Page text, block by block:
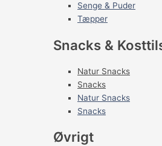
Senge & Puder
Tæpper
Snacks &
Natur Snacks
Snacks
Natur Snacks
Snacks
Øvrigt